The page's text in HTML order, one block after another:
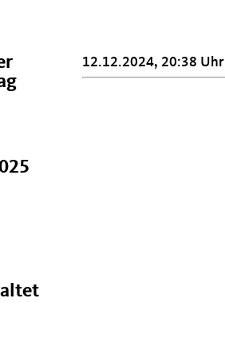
12.12.2024, 20:38 Uhr